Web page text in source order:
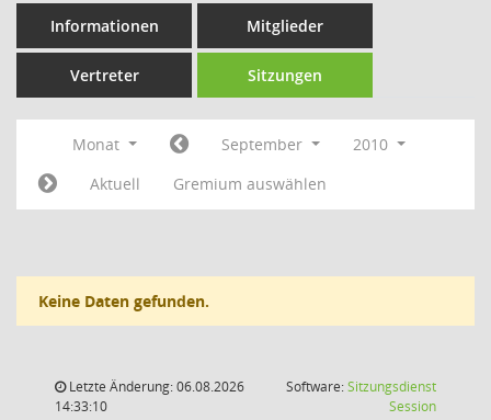
Informationen Mitglieder
Vertreter Sitzungen
Monat September
2010
Aktuell
Gremium auswählen
Keine Daten gefunden.
Letzte Änderung: 06.08.2026
14:33:10
Software:Sitzungsdienst
Session(Wird in